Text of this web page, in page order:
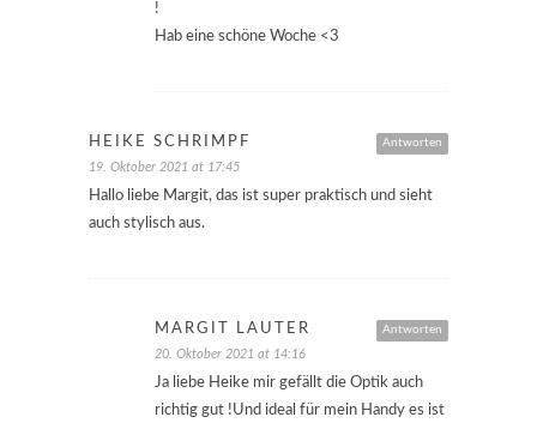
!
Hab eine schöne Woche <3
Antworten
HEIKE SCHRIMPF
19. Oktober 2021 at 17:45
Hallo liebe Margit, das ist super praktisch und sieht
auch stylisch aus.
Antworten
MARGIT LAUTER
20. Oktober 2021 at 14:16
Ja liebe Heike mir gefällt die Optik auch
richtig gut !Und ideal für mein Handy es ist